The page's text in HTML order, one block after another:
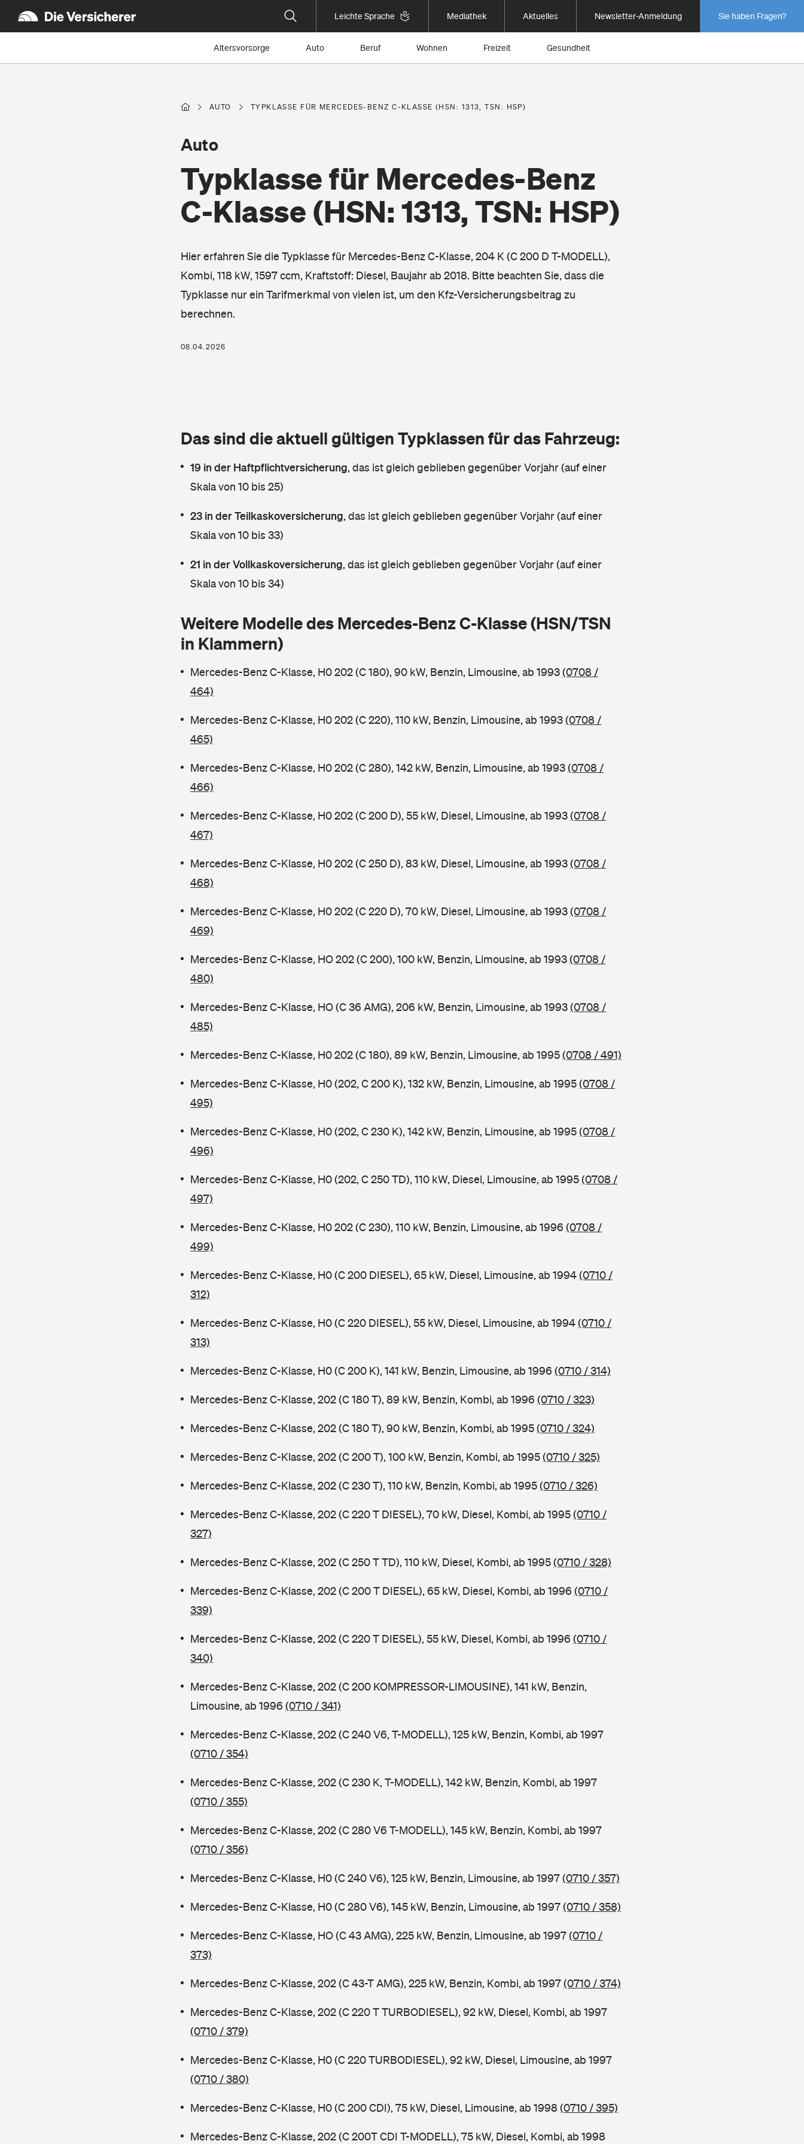
Leichte Sprache Mediathek Aktuelles Newsletter-Anmeldung Sie haben Fragen?
Altersvorsorge Auto Beruf Wohnen Freizeit Gesundheit
AUTO TYPKLASSE FÜR MERCEDES-BENZ C-KLASSE (HSN: 1313, TSN: HSP)
Typklasse für Mercedes-Benz
C-Klasse (HSN: 1313, TSN: HSP)
Auto
Hier erfahren Sie die Typklasse für Mercedes-Benz C-Klasse, 204 K (C 200 D T-MODELL),
Kombi, 118 kW, 1597 ccm, Kraftstoff: Diesel, Baujahr ab 2018. Bitte beachten Sie, dass die
Typklasse nur ein Tarifmerkmal von vielen ist, um den Kfz-Versicherungsbeitrag zu
berechnen.
08.04.2026
Das sind die aktuell gültigen Typklassen für das Fahrzeug:
19 in der Haftpflichtversicherung, das ist gleich geblieben gegenüber Vorjahr (auf einer
Skala von 10 bis 25)
23 in der Teilkaskoversicherung, das ist gleich geblieben gegenüber Vorjahr (auf einer
Skala von 10 bis 33)
21 in der Vollkaskoversicherung, das ist gleich geblieben gegenüber Vorjahr (auf einer
Skala von 10 bis 34)
Weitere Modelle des Mercedes-Benz C-Klasse (HSN/TSN
in Klammern)
Mercedes-Benz C-Klasse, H0 202 (C 180), 90 kW, Benzin, Limousine, ab 1993(0708 /
464)
Mercedes-Benz C-Klasse, H0 202 (C 220), 110 kW, Benzin, Limousine, ab 1993(0708 /
465)
Mercedes-Benz C-Klasse, H0 202 (C 280), 142 kW, Benzin, Limousine, ab 1993(0708 /
466)
Mercedes-Benz C-Klasse, H0 202 (C 200 D), 55 kW, Diesel, Limousine, ab 1993(0708 /
467)
Mercedes-Benz C-Klasse, H0 202 (C 250 D), 83 kW, Diesel, Limousine, ab 1993(0708 /
468)
Mercedes-Benz C-Klasse, H0 202 (C 220 D), 70 kW, Diesel, Limousine, ab 1993(0708 /
469)
Mercedes-Benz C-Klasse, HO 202 (C 200), 100 kW, Benzin, Limousine, ab 1993(0708 /
480)
Mercedes-Benz C-Klasse, HO (C 36 AMG), 206 kW, Benzin, Limousine, ab 1993(0708 /
485)
Mercedes-Benz C-Klasse, H0 202 (C 180), 89 kW, Benzin, Limousine, ab 1995(0708 / 491)
Mercedes-Benz C-Klasse, H0 (202, C 200 K), 132 kW, Benzin, Limousine, ab 1995(0708 /
495)
Mercedes-Benz C-Klasse, H0 (202, C 230 K), 142 kW, Benzin, Limousine, ab 1995(0708 /
496)
Mercedes-Benz C-Klasse, H0 (202, C 250 TD), 110 kW, Diesel, Limousine, ab 1995(0708 /
497)
Mercedes-Benz C-Klasse, H0 202 (C 230), 110 kW, Benzin, Limousine, ab 1996 (0708 /
499)
Mercedes-Benz C-Klasse, H0 (C 200 DIESEL), 65 kW, Diesel, Limousine, ab 1994(0710 /
312)
Mercedes-Benz C-Klasse, H0 (C 220 DIESEL), 55 kW, Diesel, Limousine, ab 1994(0710 /
313)
Mercedes-Benz C-Klasse, H0 (C 200 K), 141 kW, Benzin, Limousine, ab 1996 (0710 / 314)
Mercedes-Benz C-Klasse, 202 (C 180 T), 89 kW, Benzin, Kombi, ab 1996 (0710 / 323)
Mercedes-Benz C-Klasse, 202 (C 180 T), 90 kW, Benzin, Kombi, ab 1995(0710 / 324)
Mercedes-Benz C-Klasse, 202 (C 200 T), 100 kW, Benzin, Kombi, ab 1995(0710 / 325)
Mercedes-Benz C-Klasse, 202 (C 230 T), 110 kW, Benzin, Kombi, ab 1995(0710 / 326)
Mercedes-Benz C-Klasse, 202 (C 220 T DIESEL), 70 kW, Diesel, Kombi, ab 1995(0710 /
327)
Mercedes-Benz C-Klasse, 202 (C 250 T TD), 110 kW, Diesel, Kombi, ab 1995(0710 / 328)
Mercedes-Benz C-Klasse, 202 (C 200 T DIESEL), 65 kW, Diesel, Kombi, ab 1996 (0710 /
339)
Mercedes-Benz C-Klasse, 202 (C 220 T DIESEL), 55 kW, Diesel, Kombi, ab 1996 (0710 /
340)
Mercedes-Benz C-Klasse, 202 (C 200 KOMPRESSOR-LIMOUSINE), 141 kW, Benzin,
Limousine, ab 1996 (0710 / 341)
Mercedes-Benz C-Klasse, 202 (C 240 V6, T-MODELL), 125 kW, Benzin, Kombi, ab 1997
(0710 / 354)
Mercedes-Benz C-Klasse, 202 (C 230 K, T-MODELL), 142 kW, Benzin, Kombi, ab 1997
(0710 / 355)
Mercedes-Benz C-Klasse, 202 (C 280 V6 T-MODELL), 145 kW, Benzin, Kombi, ab 1997
(0710 / 356)
Mercedes-Benz C-Klasse, H0 (C 240 V6), 125 kW, Benzin, Limousine, ab 1997(0710 / 357)
Mercedes-Benz C-Klasse, H0 (C 280 V6), 145 kW, Benzin, Limousine, ab 1997(0710 / 358)
Mercedes-Benz C-Klasse, HO (C 43 AMG), 225 kW, Benzin, Limousine, ab 1997(0710 /
373)
Mercedes-Benz C-Klasse, 202 (C 43-T AMG), 225 kW, Benzin, Kombi, ab 1997(0710 / 374)
Mercedes-Benz C-Klasse, 202 (C 220 T TURBODIESEL), 92 kW, Diesel, Kombi, ab 1997
(0710 / 379)
Mercedes-Benz C-Klasse, H0 (C 220 TURBODIESEL), 92 kW, Diesel, Limousine, ab 1997
(0710 / 380)
Mercedes-Benz C-Klasse, H0 (C 200 CDI), 75 kW, Diesel, Limousine, ab 1998(0710 / 395)
Mercedes-Benz C-Klasse, 202 (C 200T CDI T-MODELL), 75 kW, Diesel, Kombi, ab 1998